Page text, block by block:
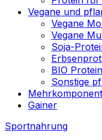
Vegane und
Vegane
Vegane
Soja-
BIO
Sonstige
Gainer
Sportnahrung